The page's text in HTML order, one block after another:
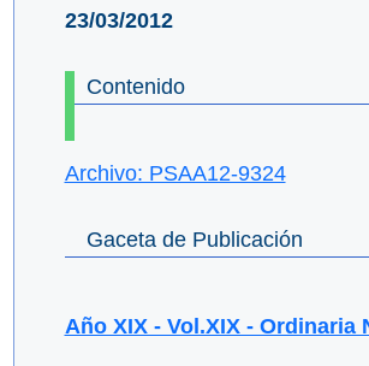
23/03/2012
Contenido
Archivo: PSAA12-9324
Gaceta de Publicación
Año XIX - Vol.XIX - Ordinaria